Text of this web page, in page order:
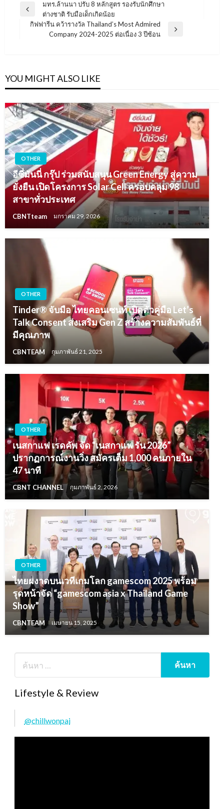
แนะแนว
เรื่อง
Previous
Post
มทร.ล้านนา ปรับ 8 หลักสูตร รองรับนักศึกษา
ต่างชาติ รับมือเด็กเกิดน้อย
กิฟฟารีน คว้ารางวัล Thailand’s Most Admired
Company 2024-2025 ต่อเนื่อง 3 ปีซ้อน
YOU MIGHT ALSO LIKE
OTHER
อีซี่มันนี่ กรุ๊ป ร่วมสนับสนุน Green Energy สู่ความ
ยั่งยืน เปิดโครงการ Solar Cell ครอบคลุม 98
สาขาทั่วประเทศ
CBNTteam มกราคม 29, 2026
OTHER
Tinder® จับมือ ไทยคอนเซนท์ เปิดตัวคู่มือ Let’s
Talk Consent ส่งเสริม Gen Z สร้างความสัมพันธ์ที่
มีคุณภาพ
CBNTEAM กุมภาพันธ์ 21, 2025
OTHER
เนสกาแฟ เรดคัพ จัด “เนสกาแฟ รัน 2026”
ปรากฏการณ์งานวิ่ง สมัครเต็ม 1,000 คนภายใน
47 นาที
CBNT CHANNEL กุมภาพันธ์ 2, 2026
OTHER
ไทยผงาดบนเวทีเกมโลก gamescom 2025 พร้อม
รุดหน้าจัด “gamescom asia x Thailand Game
Show”
CBNTEAM เมษายน 15, 2025
Lifestyle & Review
@chillwonpai